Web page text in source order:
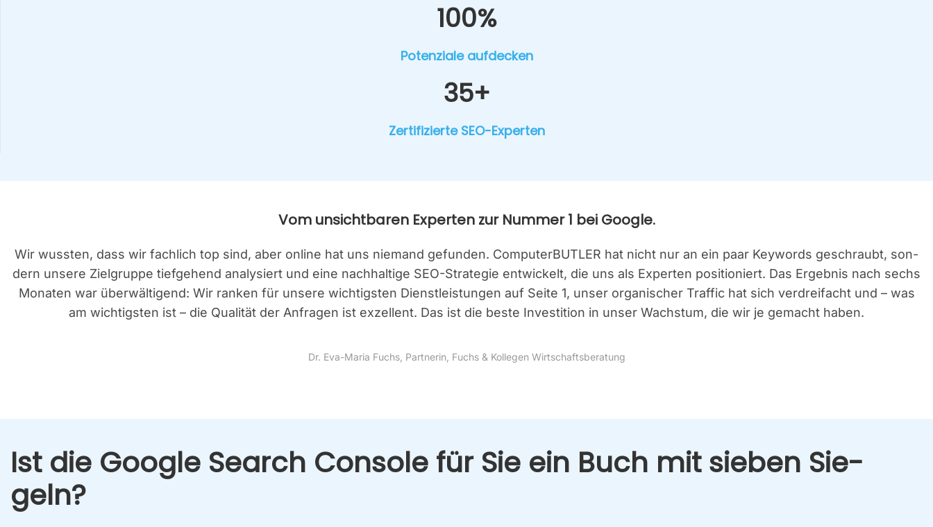
100%
Poten­zia­le auf­de­cken
35+
Zer­ti­fi­zier­te SEO-Exper­ten
Vom unsicht­ba­ren Exper­ten zur Num­mer 1 bei Goog­le.
Wir wuss­ten, dass wir fach­lich top sind, aber online hat uns nie­mand gefun­den. Com­pu­ter­BUT­LER hat nicht nur an ein paar Key­words geschraubt, son­
dern unse­re Ziel­grup­pe tief­ge­hend ana­ly­siert und eine nach­hal­ti­ge SEO-Stra­te­gie ent­wi­ckelt, die uns als Exper­ten posi­tio­niert. Das Ergeb­nis nach sechs
Mona­ten war über­wäl­ti­gend: Wir ran­ken für unse­re wich­tigs­ten Dienst­leis­tun­gen auf Sei­te 1, unser orga­ni­scher Traf­fic hat sich ver­drei­facht und – was
am wich­tigs­ten ist – die Qua­li­tät der Anfra­gen ist exzel­lent. Das ist die bes­te Inves­ti­ti­on in unser Wachs­tum, die wir je gemacht haben.
Dr. Eva-Maria Fuchs, Part­ne­rin, Fuchs & Kol­le­gen Wirt­schafts­be­ra­tung
Ist die Goog­le Search Con­so­le für Sie ein Buch mit sie­ben Sie­
geln?